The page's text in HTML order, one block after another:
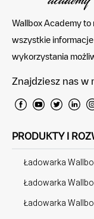
Wallbox Academy to
wszystkie
wykorzystania
Znajdziesz nas w
PRODUKTY I
Ładowarka
Ładowarka
Ładowarka